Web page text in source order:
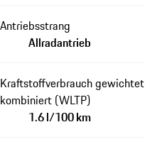
Antriebsstrang
Allradantrieb
Kraftstoffverbrauch gewichtet
kombiniert (WLTP)
1.6 l/100 km